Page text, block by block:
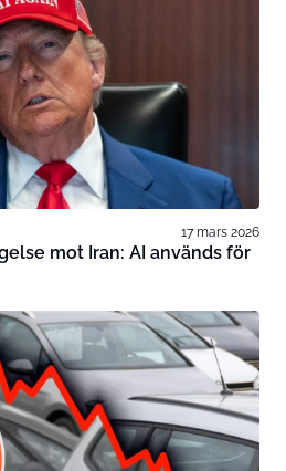
17 mars 2026
mot Iran: AI används för